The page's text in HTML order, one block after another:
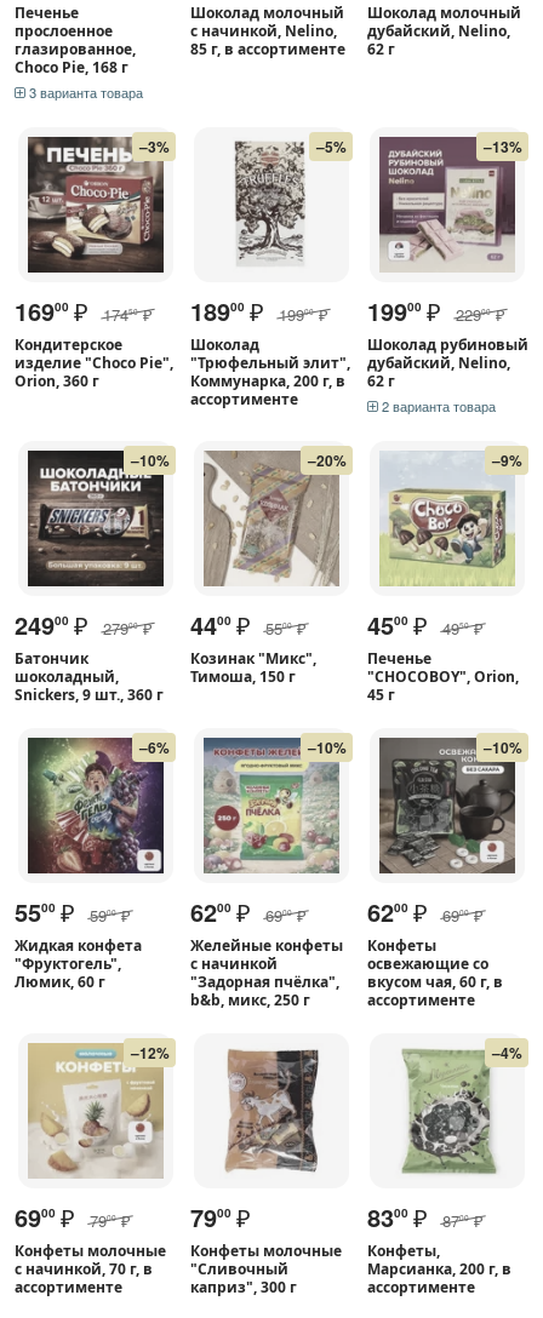
Печенье
прослоенное
глазированное,
Choco Pie, 168 г
3 варианта товара
Шоколад молочный
с начинкой, Nelino,
85 г, в ассортименте
Шоколад молочный
дубайский, Nelino,
62 г
–3%
16900 ₽ 17450 ₽
Кондитерское
изделие "Choco Pie",
Orion, 360 г
–5%
18900 ₽ 19900 ₽
Шоколад
"Трюфельный элит",
Коммунарка, 200 г, в
ассортименте
–13%
19900 ₽ 22900 ₽
Шоколад рубиновый
дубайский, Nelino,
62 г
2 варианта товара
–10%
24900 ₽ 27900 ₽
Батончик
шоколадный,
Snickers, 9 шт., 360 г
–20%
4400 ₽ 5500 ₽
Козинак "Микс",
Тимоша, 150 г
–9%
4500 ₽ 4950 ₽
Печенье
"CHOCOBOY", Orion,
45 г
–6%
5500 ₽ 5900 ₽
Жидкая конфета
"Фруктогель",
Люмик, 60 г
–10%
6200 ₽ 6900 ₽
Желейные конфеты
с начинкой
"Задорная пчёлка",
b&b, микс, 250 г
–10%
6200 ₽ 6900 ₽
Конфеты
освежающие со
вкусом чая, 60 г, в
ассортименте
–12%
6900 ₽ 7900 ₽
Конфеты молочные
с начинкой, 70 г, в
ассортименте
7900 ₽
Конфеты молочные
"Сливочный
каприз", 300 г
–4%
8300 ₽ 8700 ₽
Конфеты,
Марсианка, 200 г, в
ассортименте